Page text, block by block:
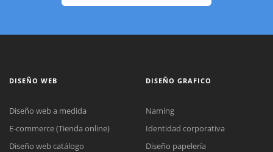
DISEÑO WEB
Diseño web a medida
E-commerce (Tienda online)
Diseño web catálogo
DISEÑO GRAFICO
Naming
Identidad corporativa
Diseño papelería